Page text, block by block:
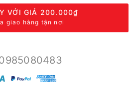
VỚI GIÁ 200.000₫
giao hàng tận nơi